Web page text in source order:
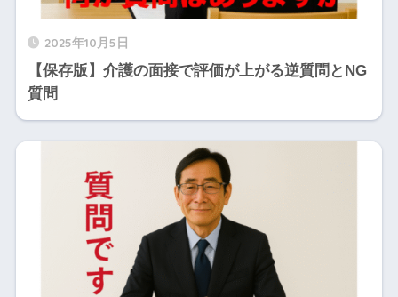
2025年10月5日
【保存版】介護の面接で評価が上がる逆質問とNG
質問